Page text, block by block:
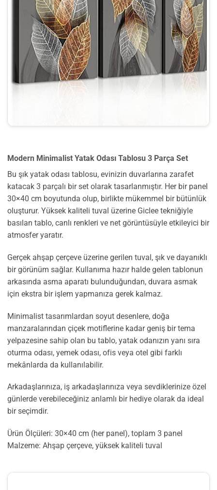
Modern Minimalist Yatak Odası Tablosu 3 Parça Set
Bu şık yatak odası tablosu, evinizin duvarlarına zarafet
katacak 3 parçalı bir set olarak tasarlanmıştır. Her bir panel
30×40 cm boyutunda olup, birlikte mükemmel bir bütünlük
oluşturur. Yüksek kaliteli tuval üzerine Giclee tekniğiyle
basılan tablo, canlı renkleri ve net görüntüsüyle etkileyici bir
atmosfer yaratır.
Gerçek ahşap çerçeve üzerine gerilen tuval, şık ve dayanıklı
bir görünüm sağlar. Kullanıma hazır halde gelen tablonun
arkasında asma aparatı bulunduğundan, duvara asmak
için ekstra bir işlem yapmanıza gerek kalmaz.
Minimalist tasarımlardan soyut desenlere, doğa
manzaralarından çiçek motiflerine kadar geniş bir tema
yelpazesine sahip olan bu tablo, yatak odanızın yanı sıra
oturma odası, yemek odası, ofis veya otel gibi farklı
mekânlarda da kullanılabilir.
Arkadaşlarınıza, iş arkadaşlarınıza veya sevdiklerinize özel
günlerde verebileceğiniz anlamlı bir hediye olarak da ideal
bir seçimdir.
Ürün Ölçüleri: 30×40 cm (her panel), toplam 3 panel
Malzeme: Ahşap çerçeve, yüksek kaliteli tuval